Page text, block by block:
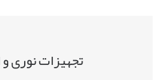
تجهیزات نوری